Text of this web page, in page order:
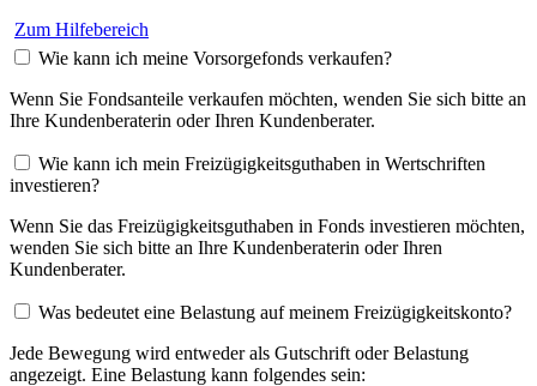
Zum Hilfebereich
Wie kann ich meine Vorsorgefonds verkaufen?
Wenn Sie Fondsanteile verkaufen möchten, wenden Sie sich bitte an
Ihre Kundenberaterin oder Ihren Kundenberater.
Wie kann ich mein Freizügigkeitsguthaben in Wertschriften
investieren?
Wenn Sie das Freizügigkeitsguthaben in Fonds investieren möchten,
wenden Sie sich bitte an Ihre Kundenberaterin oder Ihren
Kundenberater.
Was bedeutet eine Belastung auf meinem Freizügigkeitskonto?
Jede Bewegung wird entweder als Gutschrift oder Belastung
angezeigt. Eine Belastung kann folgendes sein: